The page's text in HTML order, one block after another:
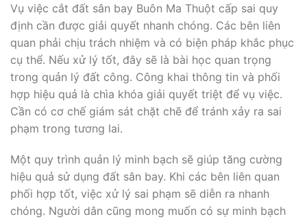
Vụ việc cắt đất sân bay Buôn Ma Thuột cấp sai quy
định cần được giải quyết nhanh chóng. Các bên liên
quan phải chịu trách nhiệm và có biện pháp khắc phục
cụ thể. Nếu xử lý tốt, đây sẽ là bài học quan trọng
trong quản lý đất công. Công khai thông tin và phối
hợp hiệu quả là chìa khóa giải quyết triệt để vụ việc.
Cần có cơ chế giám sát chặt chẽ để tránh xảy ra sai
phạm trong tương lai.
Một quy trình quản lý minh bạch sẽ giúp tăng cường
hiệu quả sử dụng đất sân bay. Khi các bên liên quan
phối hợp tốt, việc xử lý sai phạm sẽ diễn ra nhanh
chóng. Người dân cũng mong muốn có sự minh bạch